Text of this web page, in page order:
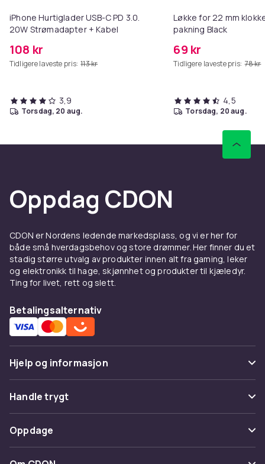
iPhone Hurtiglader USB-C PD 3.0.
20W Strømadapter + Kabel
108 kr
Tidligere laveste pris: 113 kr
3,9
torsdag, 20 aug.
Løkke for 22 mm
pakning Black
69 kr
Tidligere laveste pris: 78 kr
4,5
torsdag, 20 aug.
Oppdag CDON
CDON er Nordens ledende markedsplass, og vi er her for
både små hverdagsbehov og store drømmer. Her finner du et
stadig større utvalg av produkter innen alt fra gaming, leker
og elektronikk til hage, skjønnhet og produkter til kjæledyr.
Ting for livet, rett og slett.
Betalingsalternativ
Hjelp og informasjon
Vanlige spørsmål
Spor pakke
Angre & returner her
Handle trygt
Betaling
Levering
Oppdage
Kategorier